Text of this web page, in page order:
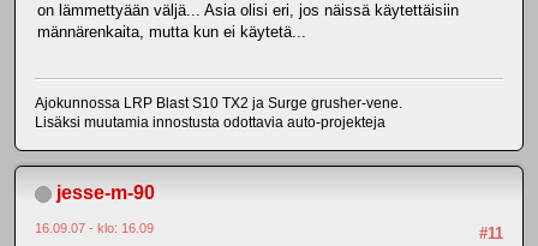
on lämmettyään väljä... Asia olisi eri, jos näissä käytettäisiin
männärenkaita, mutta kun ei käytetä...
Ajokunnossa LRP Blast S10 TX2 ja Surge grusher-vene.
Lisäksi muutamia innostusta odottavia auto-projekteja
jesse-m-90
#11
16.09.07 - klo: 16.09